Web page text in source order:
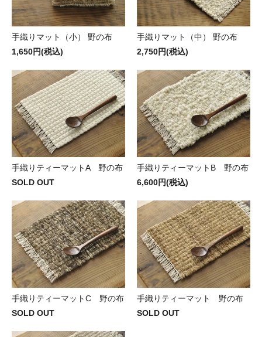
手織りマット（小） 野の布
1,650円(税込)
手織りマット（中） 野の布
2,750円(税込)
手織りティーマットA 野の布
SOLD OUT
手織りティーマットB 野の布
6,600円(税込)
手織りティーマットC 野の布
SOLD OUT
手織りティーマット 野の布
SOLD OUT